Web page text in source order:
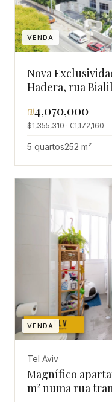
VENDA
Nova
Hadera, rua
₪4,070,000
$1,355,310 · €1,172,160
5 quartos252 m²
VENDA
Tel Aviv
Magnífico
m² numa rua